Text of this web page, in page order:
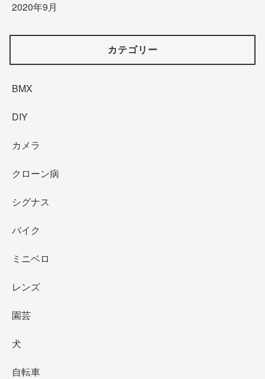
2020年9月
カテゴリー
BMX
DIY
カメラ
クローン病
シグナス
バイク
ミニベロ
レンズ
園芸
犬
自転車